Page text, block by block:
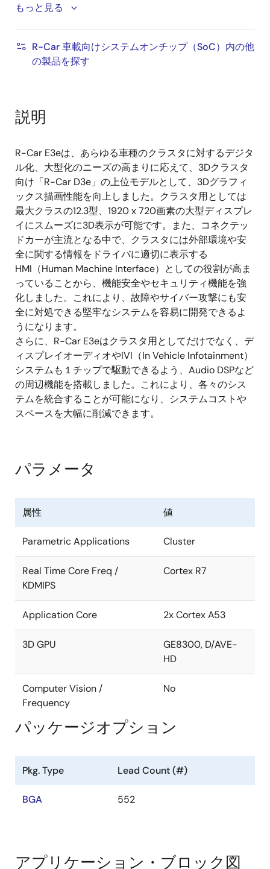
Arm Cortex
L1命令キャッシュ： 32Kバイト
L1データキャッシュ： 32Kバイト
外部メモリ
DDR専用バスにDDR3-SDRAMを接続可能
最大対応規格： DDR3L-1866
データバス幅： 32ビット × 1チャネル
グラフィックス
3Dグラフィックスプロセッシングユニット
Imagination Technologies社製PowerVR®Series
8XE GE8300
2Dグラフィックスプロセッシングユニット
ビデオ機能
ビデオ表示インタフェース × 2チャネル (LVDS x
2 or LVDS + Digital RGB)
ビデオ入力インタフェース × 2チャネル (MIPI
MPEG-4、VC-1等)
ガンマ補正、色空間変換、I/P変換、超解像、回
転、Lossy圧縮、可逆データ伸張)
歪み補正モジュール (IMR-LSX4)
ビデオ出力チェック機能
Display Output Compare Unit (DISCOM)
Video-Output-Checker (VOC)
オーディオ機能
オーディオDSP
サウンドシリアルインタフェース × 10チャネル
ストレージインタフェース
USB 3.0 ホストインタフェース (DRD対応) × 1ポ
USB 2.0 ホストインタフェース × 1ポート
(wPHY)
SDホストインタフェース × 3チャネル
Raw NANDフラッシュメモリインタフェース x 1
もっと見る
R-Car 車載向けシステムオンチップ（SoC）内の他
の製品を探す
説明
R-Car E3eは、あらゆる車種のクラスタに対するデジタ
ル化、大型化のニーズの高まりに応えて、3Dクラスタ
向け「R-Car D3e」の上位モデルとして、3Dグラフィ
ックス描画性能を向上しました。クラスタ用としては
最大クラスの12.3型、1920 x 720画素の大型ディスプレ
イにスムーズに3D表示が可能です。また、コネクテッ
ドカーが主流となる中で、クラスタには外部環境や安
全に関する情報をドライバに適切に表示する
HMI（Human Machine Interface）としての役割が高ま
っていることから、機能安全やセキュリティ機能を強
化しました。これにより、故障やサイバー攻撃にも安
全に対処できる堅牢なシステムを容易に開発できるよ
うになります。
さらに、R-Car E3eはクラスタ用としてだけでなく、デ
ィスプレイオーディオやIVI（In Vehicle Infotainment）
システムも１チップで駆動できるよう、Audio DSPなど
の周辺機能を搭載しました。これにより、各々のシス
テムを統合することが可能になり、システムコストや
スペースを大幅に削減できます。
パラメータ
属性 値
Parametric Applications Cluster
Real Time Core Freq /
KDMIPS
Cortex R7
Application Core 2x Cortex A53
3D GPU
GE8300, D/AVE-
HD
Computer Vision /
Frequency
No
パッケージオプション
Pkg. Type Lead Count (#)
BGA 552
アプリケーション・ブロック図